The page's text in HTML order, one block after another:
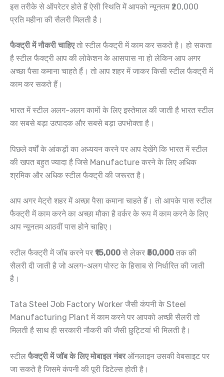
इस तरीके से ऑपरेटर होते हैं ऐसी स्थिति में आपको न्यूनतम ₹20,000
प्रति महीना की सैलरी मिलती है।
फैक्ट्री में नौकरी चाहिएतो स्टील फैक्ट्री में काम कर सकते है। हो सकता
है स्टील फैक्ट्री आप की लोकेशन के आसपास ना हो लेकिन आप अगर
अच्छा पैसा कमाना चाहते हैं। तो आप शहर में जाकर किसी स्टील फैक्ट्री में
काम कर सकते हैं।
भारत में स्टील अलग-अलग कामों के लिए इस्तेमाल की जाती है भारत स्टील
का सबसे बड़ा उत्पादक और सबसे बड़ा उपभोक्ता है।
पिछले वर्षों के आंकड़ों का अध्ययन करने पर आप देखेंगे कि भारत में स्टील
की खपत बहुत ज्यादा है जिसे Manufacture करने के लिए अधिक
श्रमिक और अधिक स्टील फैक्ट्री की जरूरत है।
आप अगर मेट्रो शहर में अच्छा पैसा कमाना चाहते हैं। तो आपके पास स्टील
फैक्ट्री में काम करने का अच्छा मौका है वर्कर के रूप में काम करने के लिए
आप न्यूनतम आठवीं पास होने चाहिए।
स्टील फैक्ट्री में जॉब करने पर ₹15,000 से लेकर ₹50,000 तक की
सैलरी दी जाती है जो अलग-अलग पोस्ट के हिसाब से निर्धारित की जाती
है।
Tata Steel Job Factory Worker जैसी कंपनी के Steel
Manufacturing Plant में काम करने पर आपको अच्छी सैलरी तो
मिलती है साथ ही सरकारी नौकरी की जैसी छुट्टियां भी मिलती है।
स्टील फैक्ट्री में जॉब के लिए मोबाइल नंबरऑनलाइन उसकी वेबसाइट पर
जा सकते है जिसमे कंपनी की पूरी डिटेल्स होती है।